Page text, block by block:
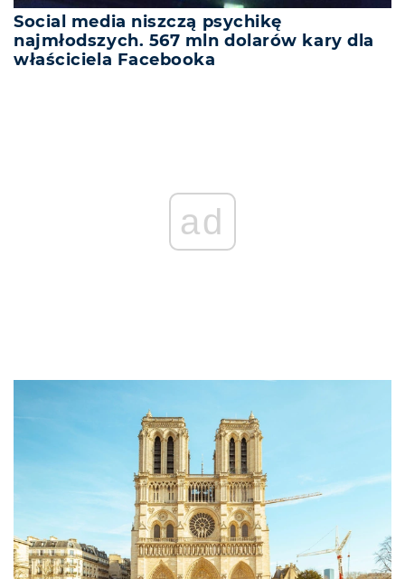
Social media niszczą psychikę
najmłodszych. 567 mln dolarów kary dla
właściciela Facebooka
ad